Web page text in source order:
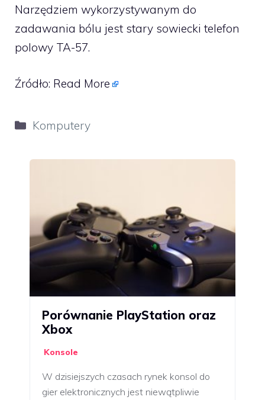
Narzędziem wykorzystywanym do
zadawania bólu jest stary sowiecki telefon
polowy TA-57.
Źródło: Read More
Kategorie
Komputery
Porównanie PlayStation oraz
Xbox
Konsole
W dzisiejszych czasach rynek konsol do
gier elektronicznych jest niewątpliwie